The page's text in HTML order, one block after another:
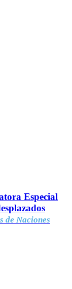
Especial
de Naciones